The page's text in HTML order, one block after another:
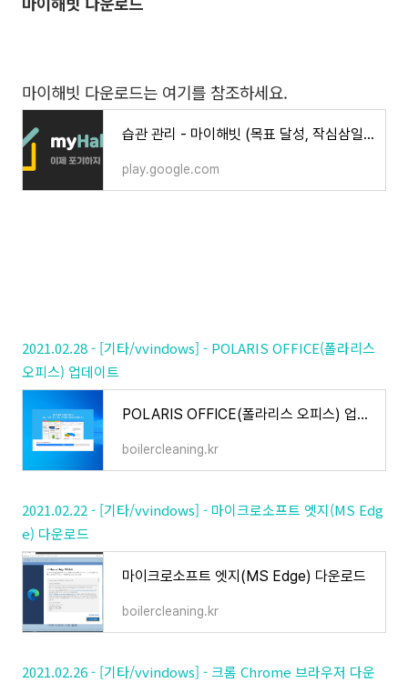
마이해빗 다운로드는 여기를 참조하세요.
습관 관리 - 마이해빗 (목표 달성, 작심삼일, 할일 관리) - Google Play 앱
play.google.com
2021.02.28 - [기타/vvindows] - POLARIS OFFICE(폴라리스
오피스) 업데이트
POLARIS OFFICE(폴라리스 오피스) 업데이트
boilercleaning.kr
2021.02.22 - [기타/vvindows] - 마이크로소프트 엣지(MS Edg
e) 다운로드
마이크로소프트 엣지(MS Edge) 다운로드
boilercleaning.kr
2021.02.26 - [기타/vvindows] - 크롬 Chrome 브라우저 다운